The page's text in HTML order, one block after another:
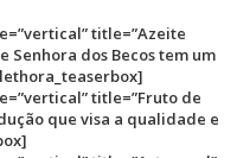
title=”Azeite
Senhora dos Becos tem um
title=”Fruto de
que visa a qualidade e